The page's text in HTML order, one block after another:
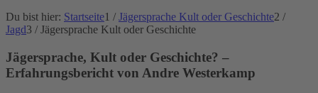
Du bist hier: Startseite1 / Jägersprache Kult oder Geschichte2 /
Jagd3 / Jägersprache Kult oder Geschichte
Jägersprache, Kult oder Geschichte? –
Erfahrungsbericht von Andre Westerkamp